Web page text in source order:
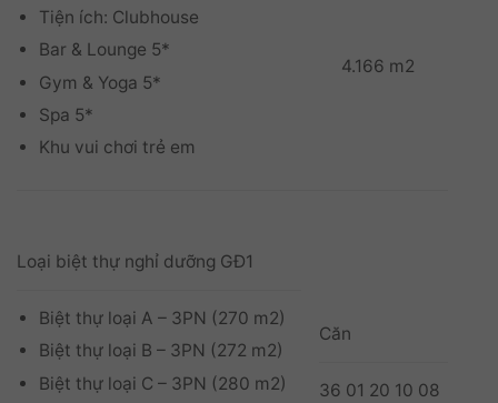
Tiện ích: Clubhouse
Bar & Lounge 5*
Gym & Yoga 5*
Spa 5*
Khu vui chơi trẻ em
4.166 m2
Loại biệt thự nghỉ dưỡng GĐ1
Biệt thự loại A – 3PN (270 m2)
Biệt thự loại B – 3PN (272 m2)
Biệt thự loại C – 3PN (280 m2)
Căn
36 01 20 10 08